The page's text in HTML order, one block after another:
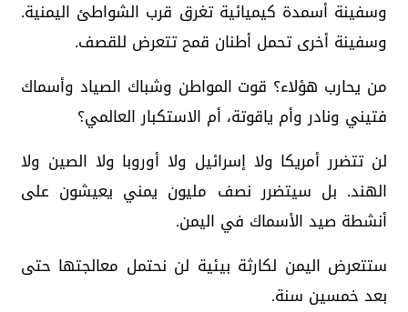
وسفينة أسمدة كيميائية تغرق قرب الشواطئ اليمنية.
وسفينة أخرى تحمل أطنان قمح تتعرض للقصف.
من يحارب هؤلاء؟ قوت المواطن وشباك الصياد وأسماك
فتيني ونادر وأم ياقوتة، أم الاستكبار العالمي؟
لن تتضرر أمريكا ولا إسرائيل ولا أوروبا ولا الصين ولا
الهند. بل سيتضرر نصف مليون يمني يعيشون على
أنشطة صيد الأسماك في اليمن.
ستتعرض اليمن لكارثة بيئية لن نحتمل معالجتها حتى
بعد خمسين سنة.